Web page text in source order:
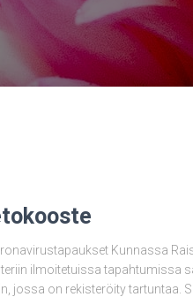
Kunnassa
ilmoitetuissa tapahtumissa
jossa on rekisteröity tartuntaa.